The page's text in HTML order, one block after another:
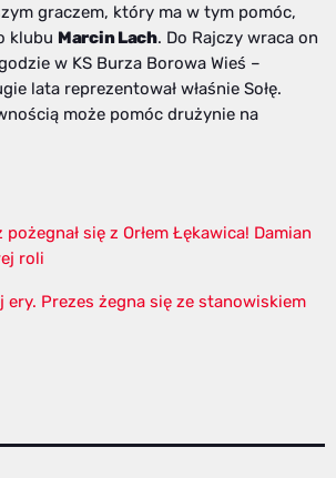
graczem, który ma w tym pomóc,
klubu Marcin Lach. Do Rajczy wraca on
w KS Burza Borowa Wieś –
lata reprezentował właśnie Sołę.
może pomóc drużynie na
się z Orłem Łękawica! Damian
roli
ery. Prezes żegna się ze stanowiskiem